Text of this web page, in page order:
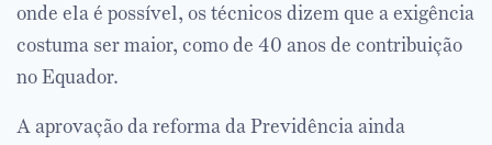
onde ela é possível, os técnicos dizem que a exigência
costuma ser maior, como de 40 anos de contribuição
no Equador.
A aprovação da reforma da Previdência ainda